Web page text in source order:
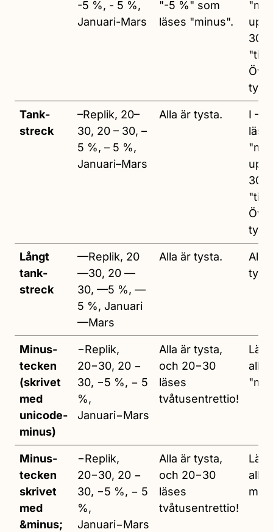
-5 %, - 5 %,
Januari-Mars
"-5 %" som
läses "minus".
30
"till".
Tank­
streck
–Replik, 20–
30, 20 – 30, –
5 %, – 5 %,
Januari–Mars
Alla är tysta.
I
30
"till".
Långt
tank­
streck
—Replik, 20
—30, 20 —
30, —5 %, —
5 %, Januari
—Mars
Alla är tysta.
Alla
Minus­­
tecken
(skrivet
med
unicode-
minus)
−Replik,
20−30, 20 −
30, −5 %, − 5
%,
Januari−Mars
Alla är tysta,
och 20−30
läses
tvåtusentrettio!
Minus­
tecken
skrivet
med
&minus;
−Replik,
20−30, 20 −
30, −5 %, − 5
%,
Januari−Mars
Alla är tysta,
och 20−30
läses
tvåtusentrettio!